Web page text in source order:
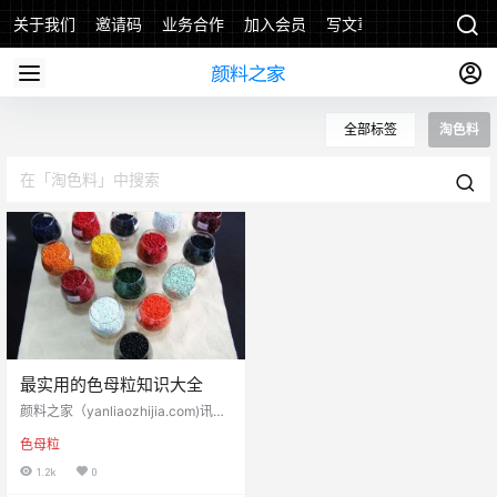
关于我们 邀请码 业务合作 加入会员 写文章
全部标签 淘色料
最实用的色母粒知识大全
颜料之家（yanliaozhijia.com)讯：
色母的基本组成 颜料或染料： 颜料
又分为有机颜料与无机颜料： 常用
色母粒
1.2k 0